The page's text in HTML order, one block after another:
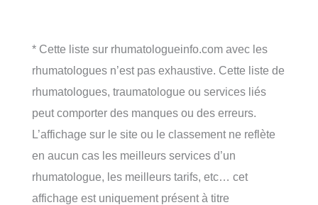
* Cette liste sur rhumatologueinfo.com avec les
rhumatologues n’est pas exhaustive. Cette liste de
rhumatologues, traumatologue ou services liés
peut comporter des manques ou des erreurs.
L’affichage sur le site ou le classement ne reflète
en aucun cas les meilleurs services d’un
rhumatologue, les meilleurs tarifs, etc… cet
affichage est uniquement présent à titre